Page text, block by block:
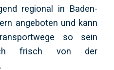
regional in Baden-
angeboten und kann
so sein
frisch von der